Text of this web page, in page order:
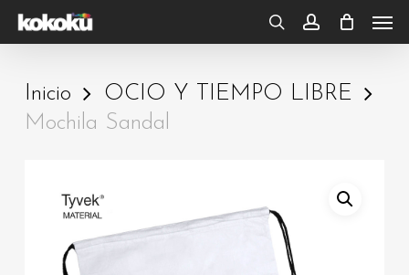
Skip
to
content
searchaccount
Inicio
OCIO Y TIEMPO LIBRE
Mochila Sandal